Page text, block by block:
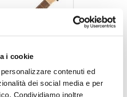
i cookie
contenuti ed
dei social media e per
Condividiamo inoltre